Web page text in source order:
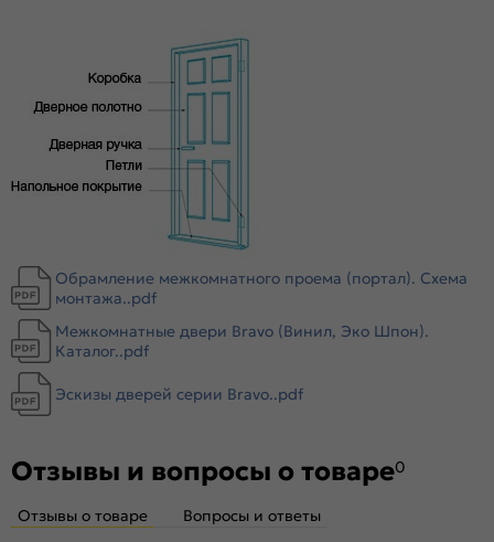
Magic Fog — белое сатинированное. Дешевое стекло с
пескоструйной обработкой не используем.
Обрамление межкомнатного проема (портал). Схема
монтажа..pdf
Межкомнатные двери Bravo (Винил, Эко Шпон).
Каталог..pdf
Эскизы дверей серии Bravo..pdf
Отзывы и вопросы о товаре0
Отзывы о товаре Вопросы и ответы